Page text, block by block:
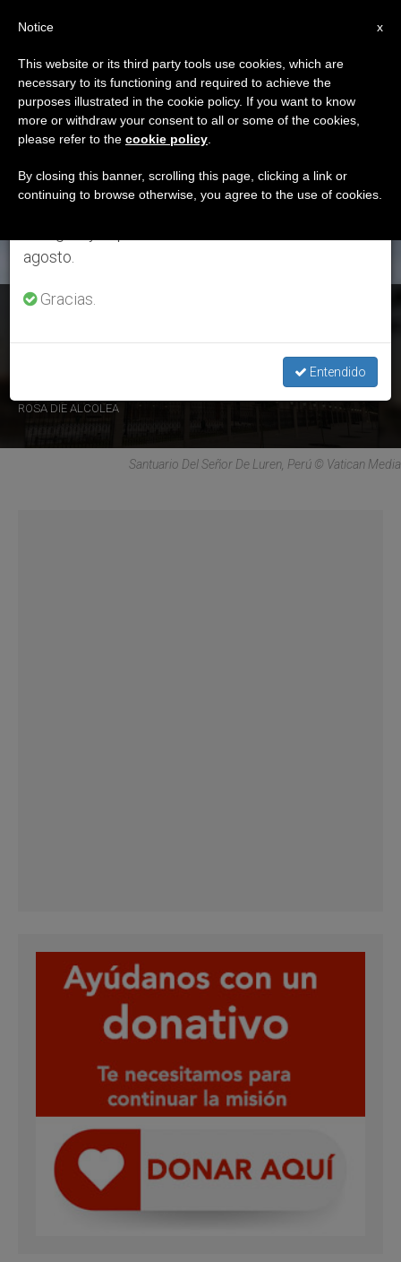
ETIQUETA
Posts Tagged ‘ciudad
De Pisco’
ÚLTIMAS NOTICIAS
Perú: La imagen del Señor de Luren será llevada a su templo
ROSA DIE ALCOLEA
Santuario Del Señor De Luren, Perú © Vatican Media
×
Aviso importante
Del 27 de julio al 7 de agosto haremos la pausa
anual, aprovechando que en el periodo de verano
se generan menos informaciones y también el
agosto.
Gracias.
Entendido
x
Notice
This website or its third party tools use cookies, which are
necessary to its functioning and required to achieve the
purposes illustrated in the cookie policy. If you want to know
more or withdraw your consent to all or some of the cookies,
please refer to the cookie policy
By closing this banner, scrolling this page, clicking a link or
continuing to browse otherwise, you agree to the use of cookies.